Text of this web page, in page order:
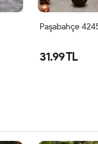
Paşabahçe
31.99 TL